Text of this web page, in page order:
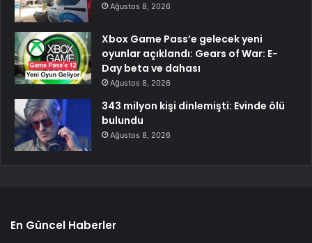
Ağustos 8, 2026
Xbox Game Pass’e gelecek yeni
oyunlar açıklandı: Gears of War: E-
Day beta ve dahası
Ağustos 8, 2026
343 milyon kişi dinlemişti: Evinde ölü
bulundu
Ağustos 8, 2026
En Güncel Haberler